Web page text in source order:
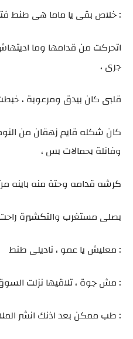
: خلاص بقى يا ماما هى طنط
اتحركت من قدامها وما
جرى ،
قلبى كان بيدق ومرعوبة ،
كان شكله قايم زهقان من
وفانلة بحمالات بس ،
كرشه قدامه وحتة منه باينه من
بصلى مستغرب والتكشيرة
: معليش يا عمو ، ناديلى طنط
: مش جوة ، تلاقيها نزلت
: طب ممكن بعد اذنك انشر